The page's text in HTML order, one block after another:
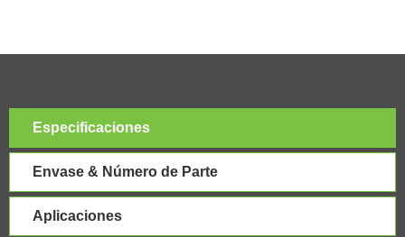
Especificaciones
Envase & Número de Parte
Aplicaciones